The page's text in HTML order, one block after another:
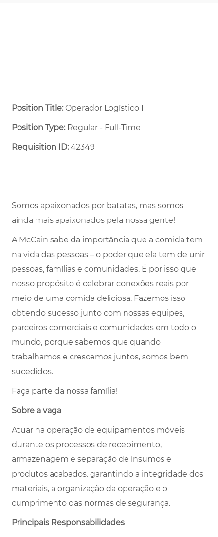
Position Title: Operador Logístico I
Position Type:Regular - Full-Time ​
Requisition ID:42349
Somos apaixonados por batatas, mas somos
ainda mais apaixonados pela nossa gente!
A McCain sabe da importância que a comida tem
na vida das pessoas – o poder que ela tem de unir
pessoas, famílias e comunidades. É por isso que
nosso propósito é celebrar conexões reais por
meio de uma comida deliciosa. Fazemos isso
obtendo sucesso junto com nossas equipes,
parceiros comerciais e comunidades em todo o
mundo, porque sabemos que quando
trabalhamos e crescemos juntos, somos bem
sucedidos.
Faça parte da nossa família!
Sobre a vaga
Atuar na operação de equipamentos móveis
durante os processos de recebimento,
armazenagem e separação de insumos e
produtos acabados, garantindo a integridade dos
materiais, a organização da operação e o
cumprimento das normas de segurança.
Principais Responsabilidades